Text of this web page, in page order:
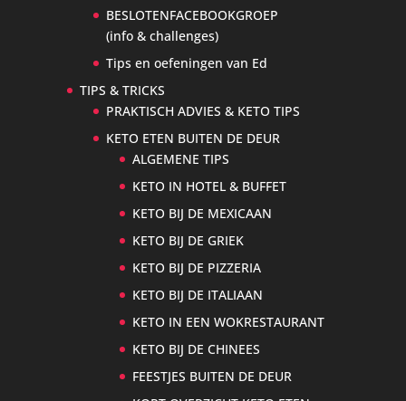
BESLOTENFACEBOOKGROEP
(info & challenges)
Tips en oefeningen van Ed
TIPS & TRICKS
PRAKTISCH ADVIES & KETO TIPS
KETO ETEN BUITEN DE DEUR
ALGEMENE TIPS
KETO IN HOTEL & BUFFET
KETO BIJ DE MEXICAAN
KETO BIJ DE GRIEK
KETO BIJ DE PIZZERIA
KETO BIJ DE ITALIAAN
KETO IN EEN WOKRESTAURANT
KETO BIJ DE CHINEES
FEESTJES BUITEN DE DEUR